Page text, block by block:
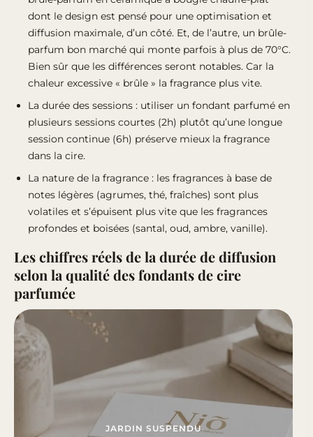
dont le design est pensé pour une optimisation et
diffusion maximale, d’un côté. Et, de l’autre, un brûle-
parfum bon marché qui monte parfois à plus de 70°C.
Bien sûr que les différences seront notables. Car la
chaleur excessive « brûle » la fragrance plus vite.
La durée des sessions : utiliser un fondant parfumé en
plusieurs sessions courtes (2h) plutôt qu’une longue
session continue (6h) préserve mieux la fragrance
dans la cire.
La nature de la fragrance : les fragrances à base de
notes légères (agrumes, thé, fraîches) sont plus
volatiles et s’épuisent plus vite que les fragrances
profondes et boisées (santal, oud, ambre, vanille).
Les chiffres réels de la durée de diffusion
selon la qualité des fondants de cire
parfumée
JARDIN SUSPENDU